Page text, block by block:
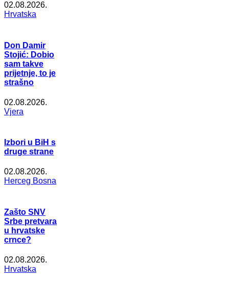
02.08.2026.
Hrvatska
Don Damir
Stojić: Dobio
sam takve
prijetnje, to je
strašno
02.08.2026.
Vjera
Izbori u BiH s
druge strane
02.08.2026.
Herceg Bosna
Zašto SNV
Srbe pretvara
u hrvatske
crnce?
02.08.2026.
Hrvatska